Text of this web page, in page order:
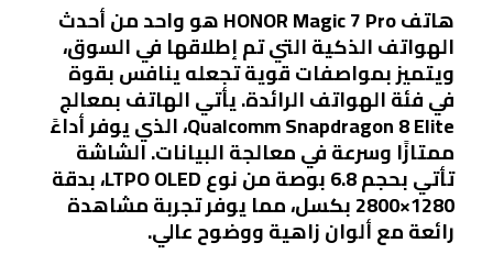
هاتف HONOR Magic 7 Pro هو واحد من أحدث
الهواتف الذكية التي تم إطلاقها في السوق،
ويتميز بمواصفات قوية تجعله ينافس بقوة
في فئة الهواتف الرائدة. يأتي الهاتف بمعالج
Qualcomm Snapdragon 8 Elite، الذي يوفر أداءً
ممتازًا وسرعة في معالجة البيانات. الشاشة
تأتي بحجم 6.8 بوصة من نوع LTPO OLED، بدقة
1280×2800 بكسل، مما يوفر تجربة مشاهدة
رائعة مع ألوان زاهية ووضوح عالي.